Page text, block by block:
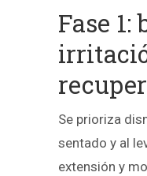
Fase 1:
Se prioriza
sentado y al
extensión y